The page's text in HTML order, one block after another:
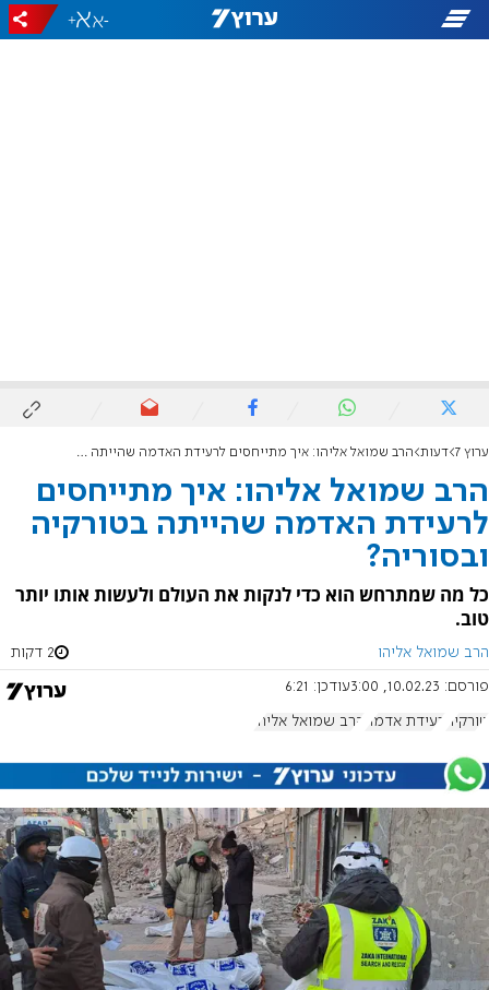
-
+
ערוץ 7 דעות הרב שמואל אליהו: איך מתייחסים לרעידת האדמה שהייתה בטורקיה ובסוריה?
הרב שמואל אליהו: איך מתייחסים
לרעידת האדמה שהייתה בטורקיה
ובסוריה?
כל מה שמתרחש הוא כדי לנקות את העולם ולעשות אותו יותר
טוב.
הרב שמואל אליהו 2 דקות
פורסם: 10.02.23, 3:00 עודכן: 6:21
טורקיה רעידת אדמה הרב שמואל אליהו